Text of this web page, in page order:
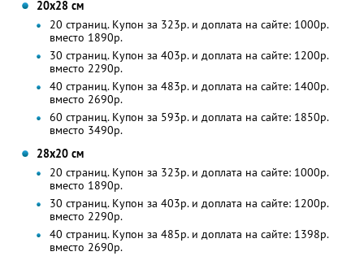
20х28 см
20 страниц. Купон за 323р. и доплата на сайте: 1000р.
вместо 1890р.
30 страниц. Купон за 403р. и доплата на сайте: 1200р.
вместо 2290р.
40 страниц. Купон за 483р. и доплата на сайте: 1400р.
вместо 2690р.
60 страниц. Купон за 593р. и доплата на сайте: 1850р.
вместо 3490р.
28х20 см
20 страниц. Купон за 323р. и доплата на сайте: 1000р.
вместо 1890р.
30 страниц. Купон за 403р. и доплата на сайте: 1200р.
вместо 2290р.
40 страниц. Купон за 485р. и доплата на сайте: 1398р.
вместо 2690р.